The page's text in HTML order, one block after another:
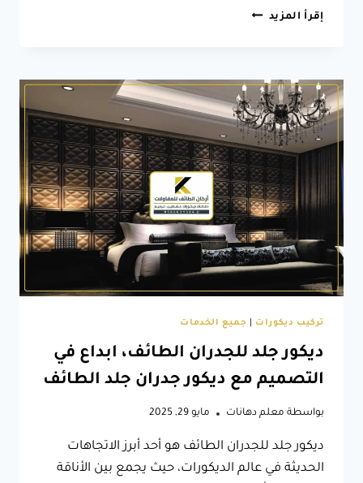
إقرأ المزيد ديكور
بتصميم
فريد،
احصل
على
ديكور
حفر
خشب
ثلاثي
الابعاد
الآن
تركيب ديكورات جميع الخدمات
ديكور جلد للجدران الطائف، ابداع في
التصميم مع ديكور جدران جلد الطائف
بواسطة معلم دهانات مايو 29, 2025
ديكور جلد للجدران الطائف هو أحد أبرز الاتجاهات
الحديثة في عالم الديكورات، حيث يجمع بين الأناقة